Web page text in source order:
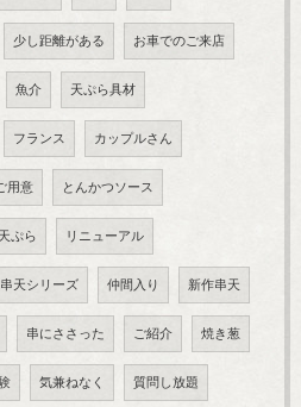
少し距離がある お車でのご来店
魚介 天ぷら具材
フランス カップルさん
用意 とんかつソース
ぷら リニューアル
串天シリーズ 仲間入り 新作串天
串にささった ご紹介 焼き葱
気兼ねなく 質問し放題